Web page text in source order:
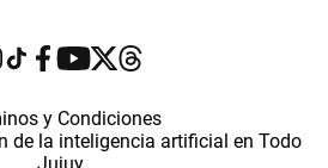
y Condiciones
de la inteligencia artificial en Todo